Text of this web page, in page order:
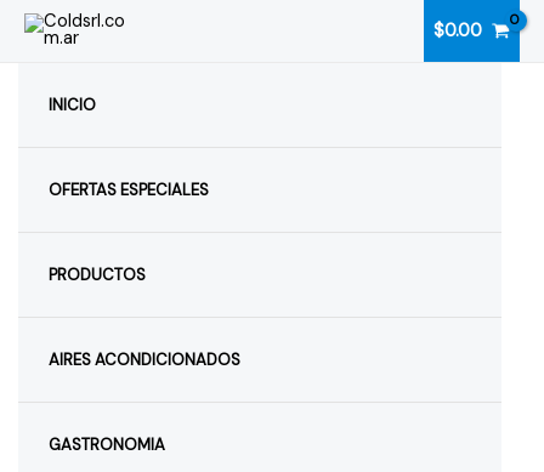
$0.00
INICIO
OFERTAS ESPECIALES
PRODUCTOS
AIRES ACONDICIONADOS
GASTRONOMIA